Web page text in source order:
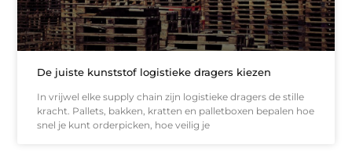
De juiste kunststof logistieke dragers kiezen
In vrijwel elke supply chain zijn logistieke dragers de stille
kracht. Pallets, bakken, kratten en palletboxen bepalen hoe
snel je kunt orderpicken, hoe veilig je